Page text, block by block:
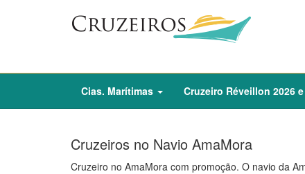
Cias. Marítimas Cruzeiro Réveillon 2026 e
Cruzeiros no Navio AmaMora
Cruzeiro no AmaMora com promoção. O navio da